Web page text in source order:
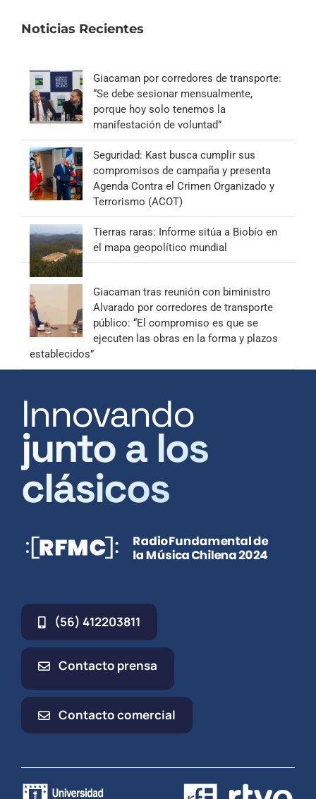
Noticias Recientes
Giacaman por corredores de transporte:
“Se debe sesionar mensualmente,
porque hoy solo tenemos la
manifestación de voluntad”
Seguridad: Kast busca cumplir sus
compromisos de campaña y presenta
Agenda Contra el Crimen Organizado y
Terrorismo (ACOT)
Tierras raras: Informe sitúa a Biobío en
el mapa geopolítico mundial
Giacaman tras reunión con biministro
Alvarado por corredores de transporte
público: “El compromiso es que se
ejecuten las obras en la forma y plazos
establecidos”
Innovando
junto a los
clásicos
(56) 412203811
Contacto prensa
Contacto comercial